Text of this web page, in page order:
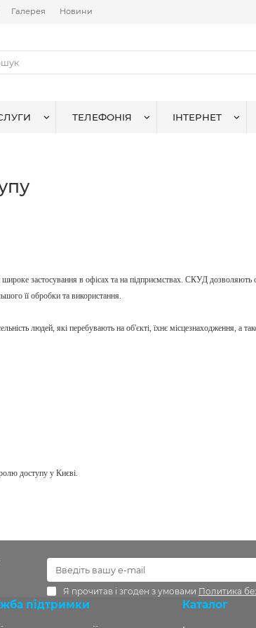
Галерея Новини
ТЕЛЕФОНІЯ ІНТЕРНЕТ
застосування в офісах та на підприємствах. СКУД
її обробки та використання.
людей, які перебувають на об'єкті, їхнє місцезнаходження, а
доступу у Києві.
Я прочитав і згоден з умовами Политика
підтримки Каталог